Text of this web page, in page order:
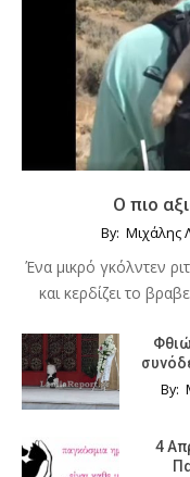
Ο πιο
By: Μιχάλης
Ένα μικρό γκόλντεν
και κερδίζει το
By:
4